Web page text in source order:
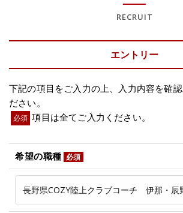
RECRUIT
エントリー
下記の項目をご入力の上、入力内容を確
ださい。
必須 項目は全てご入力ください。
希望の職種 必須